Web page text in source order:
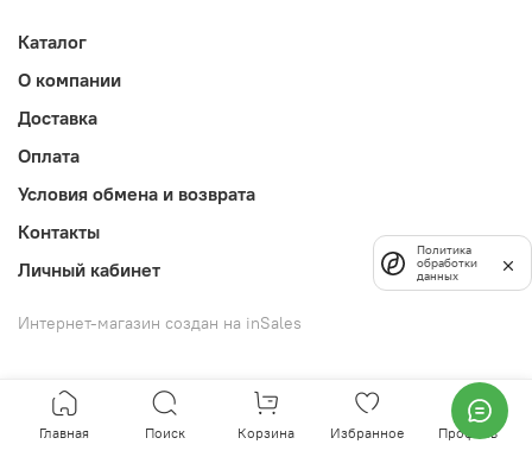
Каталог
О компании
Доставка
Оплата
Условия обмена и возврата
Контакты
Личный кабинет
Интернет-магазин создан на inSales
Главная Поиск Корзина Избранное Профиль
Политика
обработки
данных